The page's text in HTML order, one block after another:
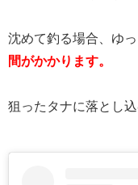
沈めて釣る場合、ゆ
間がかかります。
狙ったタナに落とし